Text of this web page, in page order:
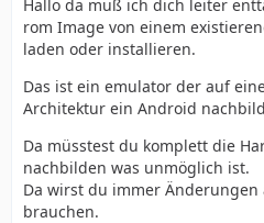
Hallo da muß ich dich leiter
rom Image von einem
laden oder installieren.
Das ist ein emulator der auf
Architektur ein Android
Da müsstest du komplett die
nachbilden was unmöglich ist.
Da wirst du immer
brauchen.